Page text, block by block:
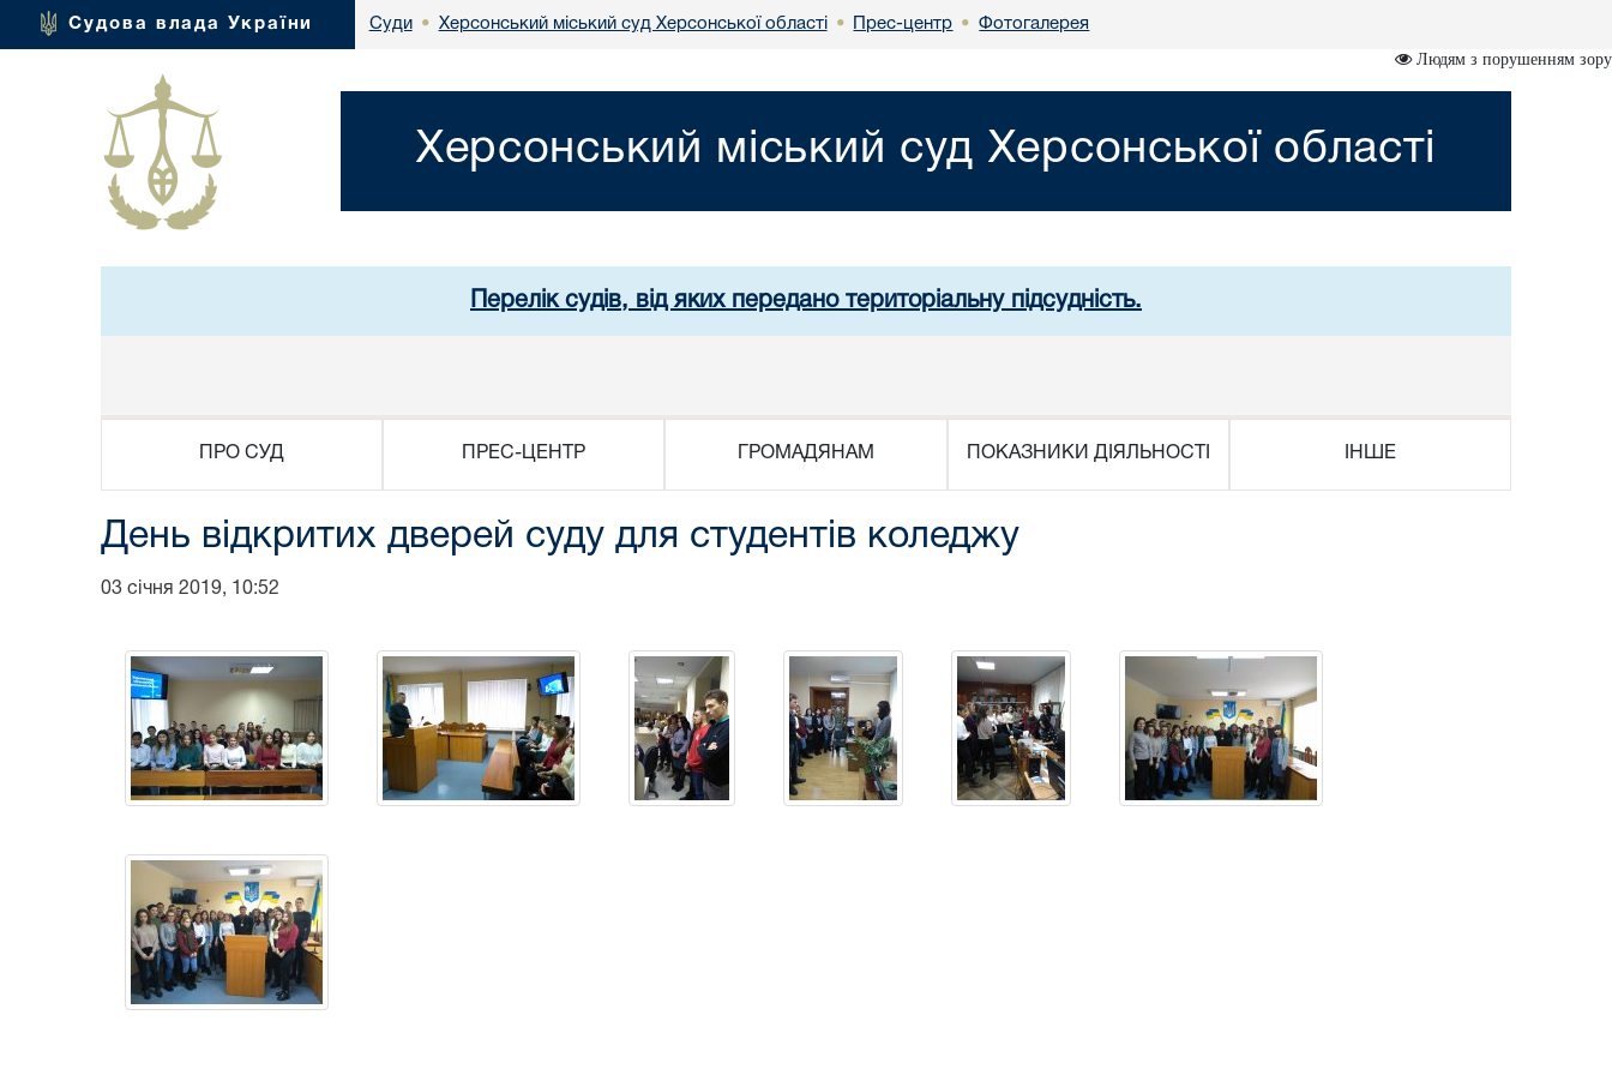
Судова влада України Суди • Херсонський міський суд Херсонської області • Прес-центр • Фотогалерея
Людям з порушенням зору
Херсонський міський суд Херсонської області
Перелік судів, від яких передано територіальну підсудність.
ПРО СУД ПРЕС-ЦЕНТР ГРОМАДЯНАМ ПОКАЗНИКИ ДІЯЛЬНОСТІ ІНШЕ
День відкритих дверей суду для студентів коледжу
03 січня 2019, 10:52